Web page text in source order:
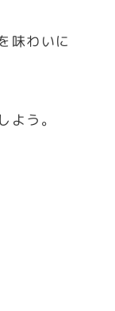
味わいに
よう。